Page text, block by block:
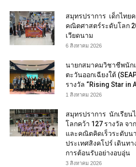
สมุทรปราการ เด็กไทย
คณิตศาสตร์ระดับโลก
เวียดนาม
6 สิงหาคม 2026
นายกสมาคมวิชาชีพนัก
ตะวันออกเฉียงใต้
รางวัล “Rising Star in
1 สิงหาคม 2026
สมุทรปราการ นักเรียน
โลกคว้า 127 รางวัล จ
และคณิตคิดเร็วระดับน
ประเทศสิงคโปร์ เดินท
การต้อนรับอย่างอบอุ่น
3 สิงหาคม 2026